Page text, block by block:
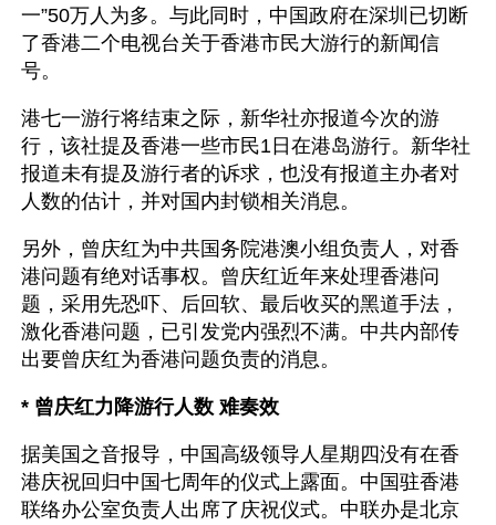
一”50万人为多。与此同时，中国政府在深圳已切断
了香港二个电视台关于香港市民大游行的新闻信
号。
港七一游行将结束之际，新华社亦报道今次的游
行，该社提及香港一些市民1日在港岛游行。新华社
报道未有提及游行者的诉求，也没有报道主办者对
人数的估计，并对国内封锁相关消息。
另外，曾庆红为中共国务院港澳小组负责人，对香
港问题有绝对话事权。曾庆红近年来处理香港问
题，采用先恐吓、后回软、最后收买的黑道手法，
激化香港问题，已引发党内强烈不满。中共内部传
出要曾庆红为香港问题负责的消息。
* 曾庆红力降游行人数 难奏效
据美国之音报导，中国高级领导人星期四没有在香
港庆祝回归中国七周年的仪式上露面。中国驻香港
联络办公室负责人出席了庆祝仪式。中联办是北京